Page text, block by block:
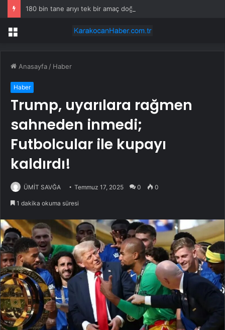
180 bin tane arıyı tek bir amaç doğaya saldılar
Menü
Anasayfa / Haber
Haber
Trump, uyarılara rağmen
sahneden inmedi;
Futbolcular ile kupayı
kaldırdı!
ÜMİT SAVĞA Temmuz 17, 2025 0 0
1 dakika okuma süresi